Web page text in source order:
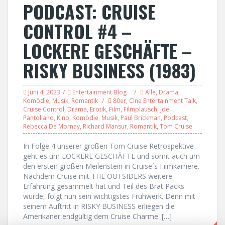
PODCAST: CRUISE
CONTROL #4 –
LOCKERE GESCHÄFTE –
RISKY BUSINESS (1983)
Juni 4, 2023 Entertainment Blog Alle, Drama,
Komödie, Musik, Romantik 80er, Cine Entertainment Talk,
Cruise Control, Drama, Erotik, Film, Filmplausch, Joe
Pantoliano, Kino, Komödie, Musik, Paul Brickman, Podcast,
Rebecca De Mornay, Richard Mansur, Romantik, Tom Cruise
In Folge 4 unserer großen Tom Cruise Retrospektive
geht es um LOCKERE GESCHÄFTE und somit auch um
den ersten großen Meilenstein in Cruise´s Filmkarriere.
Nachdem Cruise mit THE OUTSIDERS weitere
Erfahrung gesammelt hat und Teil des Brat Packs
wurde, folgt nun sein wichtigstes Frühwerk. Denn mit
seinem Auftritt in RISKY BUSINESS erliegen die
Amerikaner endgültig dem Cruise Charme. […]